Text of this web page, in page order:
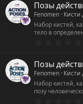
Позы
Fenomen Кисти
Набор кистей,
тело в
Позы
Fenomen Кисти
Набор кистей,
позу